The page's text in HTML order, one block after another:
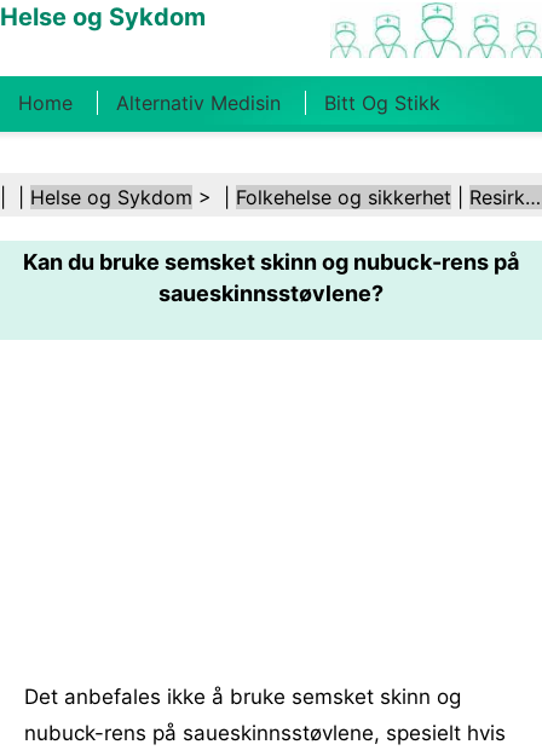
Helse og Sykdom
Home Alternativ Medisin Bitt Og Stikk
Kosthold Og Ernæring Familiehelse
Helsebransjen Psykisk Helse Folkehelse Og
Helse og Sykdom > | Folkehelse og sikkerhet Resirkulering
Kan du bruke semsket skinn og nubuck-rens på
saueskinnsstøvlene?
Det anbefales ikke å bruke semsket skinn og
nubuck-rens på saueskinnsstøvlene, spesielt hvis